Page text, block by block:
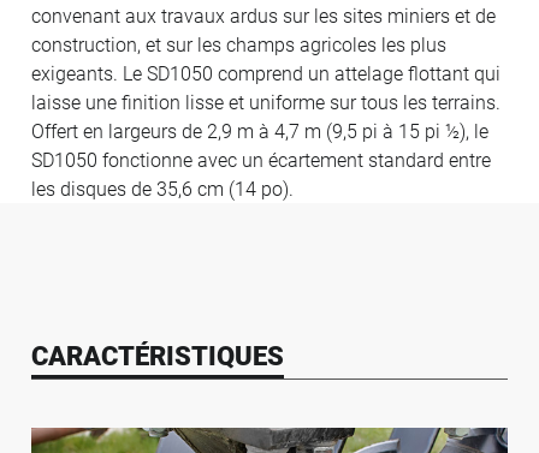
convenant aux travaux ardus sur les sites miniers et de
construction, et sur les champs agricoles les plus
exigeants. Le SD1050 comprend un attelage flottant qui
laisse une finition lisse et uniforme sur tous les terrains.
Offert en largeurs de 2,9 m à 4,7 m (9,5 pi à 15 pi ½), le
SD1050 fonctionne avec un écartement standard entre
les disques de 35,6 cm (14 po).
CARACTÉRISTIQUES